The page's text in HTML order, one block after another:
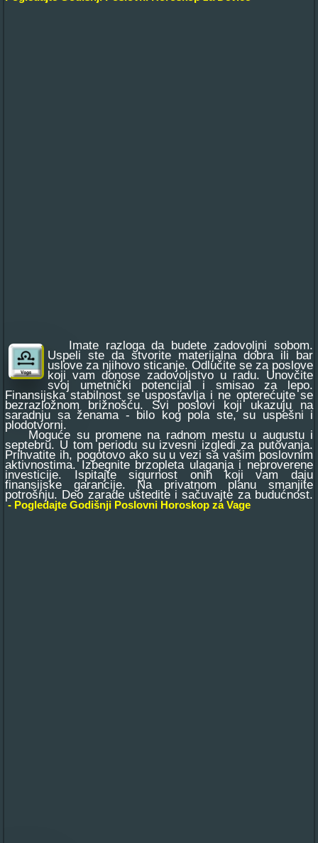
Imate razloga da budete zadovoljni sobom.
Uspeli ste da stvorite materijalna dobra ili bar
uslove za njihovo sticanje. Odlučite se za poslove
koji vam donose zadovoljstvo u radu. Unovčite
svoj umetnički potencijal i smisao za lepo.
Finansijska stabilnost se uspostavlja i ne opterećujte se
bezrazložnom brižnošću. Svi poslovi koji ukazuju na
saradnju sa ženama - bilo kog pola ste, su uspešni i
plodotvorni.
Moguće su promene na radnom mestu u augustu i
septebru. U tom periodu su izvesni izgledi za putovanja.
Prihvatite ih, pogotovo ako su u vezi sa vašim poslovnim
aktivnostima. Izbegnite brzopleta ulaganja i neproverene
investicije. Ispitajte sigurnost onih koji vam daju
finansijske garancije. Na privatnom planu smanjite
potrošnju. Deo zarade uštedite i sačuvajte za budućnost.
- Pogledajte Godišnji Poslovni Horoskop za Vage